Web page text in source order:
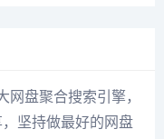
网盘聚合搜索引擎，
坚持做最好的网盘